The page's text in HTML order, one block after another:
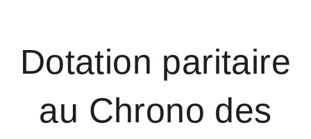
Dotation paritaire
au Chrono des